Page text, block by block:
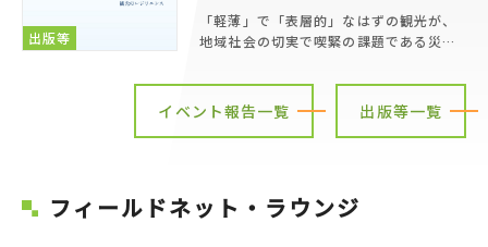
出版等
「軽薄」で「表層的」なはずの観光が、
地域社会の切実で喫緊の課題である災害
被災地で展開されるツーリズムの諸相か
ら、観光を通じた災害復興の可能性と課
題を読みとく。
イベント報告一覧 出版等一覧
フィールドネット・ラウンジ